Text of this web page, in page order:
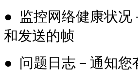
● 监控网络健康状况
和发送的帧
● 问题日志－通知您